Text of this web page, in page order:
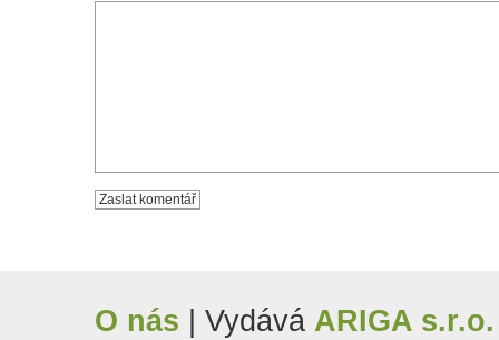
O nás | Vydává ARIGA s.r.o.